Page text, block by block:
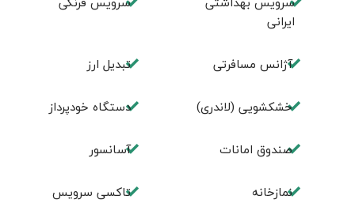
ایرانی
آژانس مسافرتی تبديل ارز
خشکشویی (لاندری) دستگاه خودپرداز
صندوق امانات آسانسور
نمازخانه تاکسی سرویس